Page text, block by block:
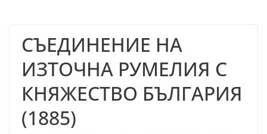
СЪЕДИНЕНИЕ НА
ИЗТОЧНА РУМЕЛИЯ С
КНЯЖЕСТВО БЪЛГАРИЯ
(1885)